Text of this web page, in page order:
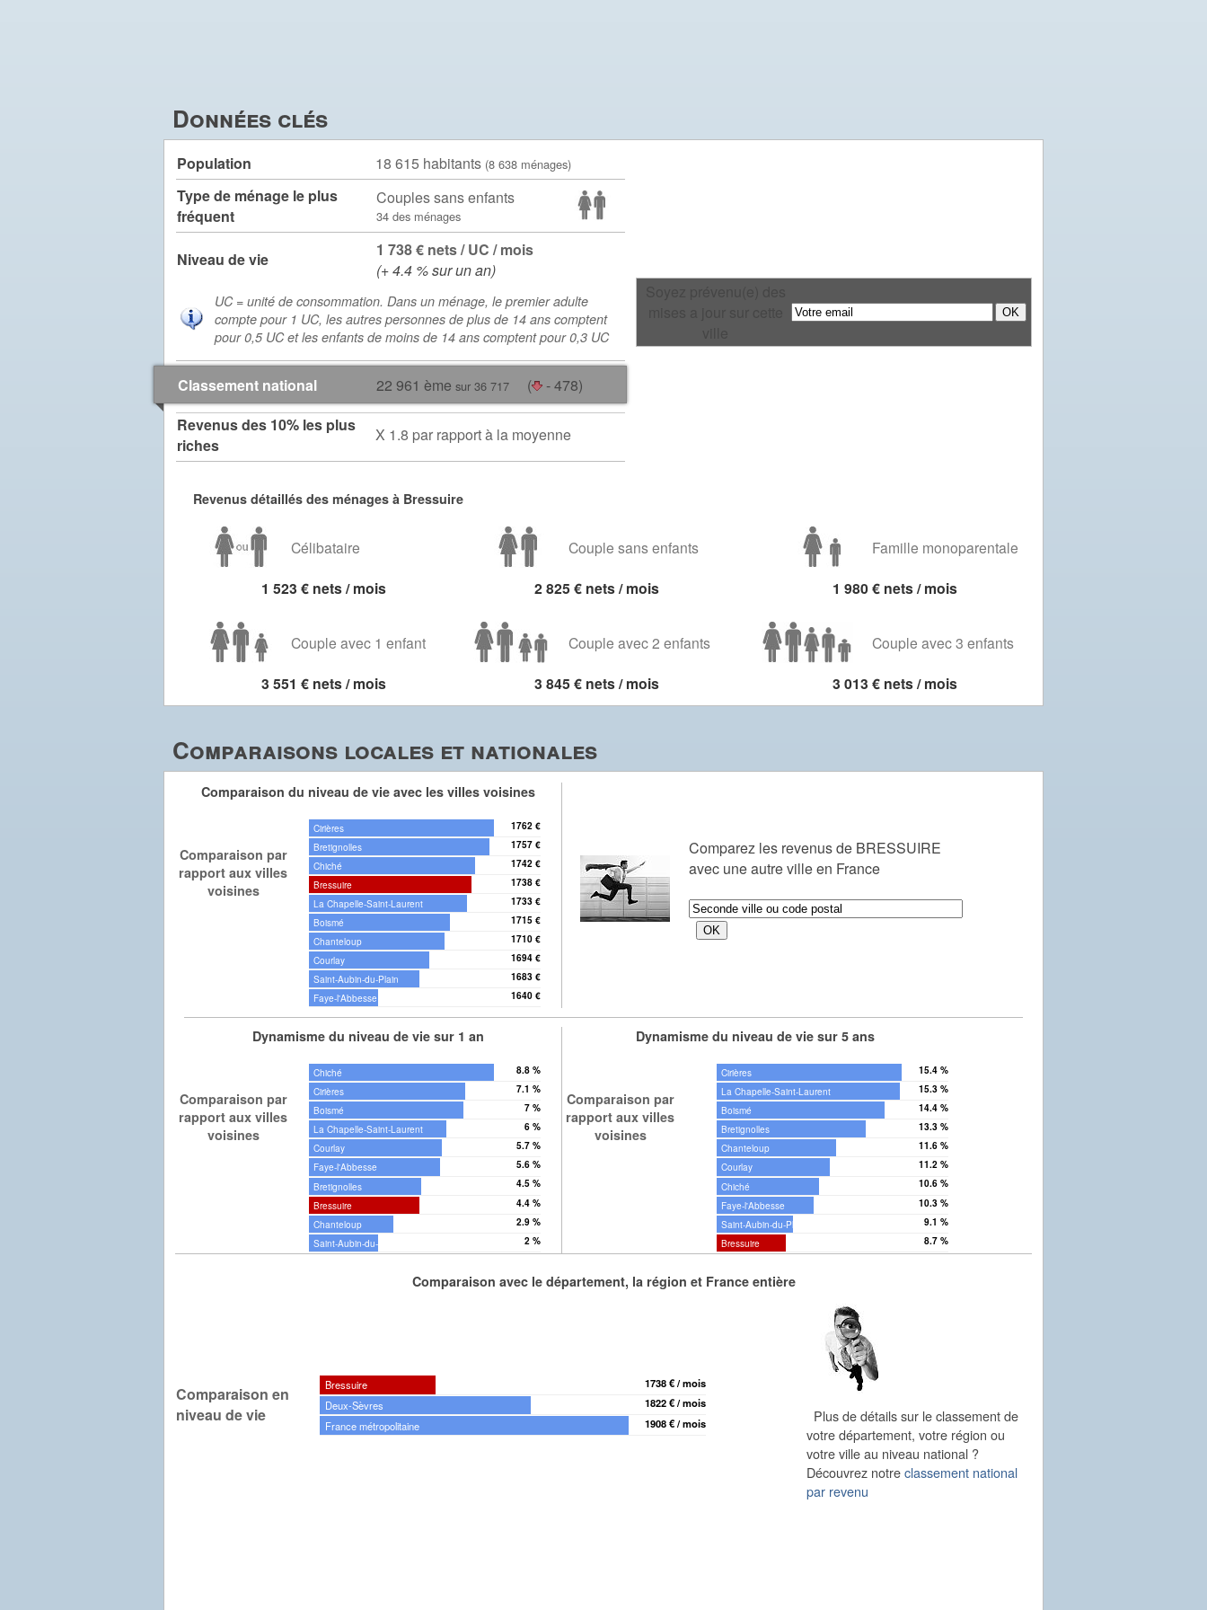
Données clés
Population 18 615 habitants (8 638 ménages)
Type de ménage le plus
fréquent
Couples sans enfants
34 des ménages
Niveau de vie
1 738 € nets / UC / mois
(+ 4.4 % sur un an)
UC = unité de consommation. Dans un ménage, le premier adulte
compte pour 1 UC, les autres personnes de plus de 14 ans comptent
pour 0,5 UC et les enfants de moins de 14 ans comptent pour 0,3 UC
Classement national 22 961 ème sur 36 717 (
- 478)
Revenus des 10% les plus
riches
X 1.8 par rapport à la moyenne
Revenus détaillés des ménages à Bressuire
Célibataire Couple sans enfants Famille monoparentale
1 523 € nets / mois 2 825 € nets / mois 1 980 € nets / mois
Couple avec 1 enfant Couple avec 2 enfants Couple avec 3 enfants
3 551 € nets / mois 3 845 € nets / mois 3 013 € nets / mois
Comparaisons locales et nationales
Comparaison du niveau de vie avec les villes voisines
Comparaison par
rapport aux villes
voisines
Cirières 1762 €
Bretignolles 1757 €
Chiché 1742 €
Bressuire 1738 €
La Chapelle-Saint-Laurent 1733 €
Boismé 1715 €
Chanteloup 1710 €
Courlay 1694 €
Saint-Aubin-du-Plain 1683 €
Faye-l'Abbesse 1640 €
Comparez les revenus de BRESSUIRE
avec une autre ville en France
Dynamisme du niveau de vie sur 1 an
Comparaison par
rapport aux villes
voisines
Chiché 8.8 %
Cirières 7.1 %
Boismé 7 %
La Chapelle-Saint-Laurent 6 %
Courlay 5.7 %
Faye-l'Abbesse 5.6 %
Bretignolles 4.5 %
Bressuire 4.4 %
Chanteloup 2.9 %
Saint-Aubin-du-Plain 2 %
Dynamisme du niveau de vie sur 5 ans
Comparaison par
rapport aux villes
voisines
Cirières 15.4 %
La Chapelle-Saint-Laurent 15.3 %
Boismé 14.4 %
Bretignolles 13.3 %
Chanteloup 11.6 %
Courlay 11.2 %
Chiché 10.6 %
Faye-l'Abbesse 10.3 %
Saint-Aubin-du-Plain 9.1 %
Bressuire 8.7 %
Comparaison avec le département, la région et France entière
Comparaison en
niveau de vie
Bressuire
1738 € / mois
Deux-Sèvres
1822 € / mois
France métropolitaine
1908 € / mois
Plus de détails sur le classement de
votre département, votre région ou
votre ville au niveau national ?
Découvrez notreclassement national
par revenu